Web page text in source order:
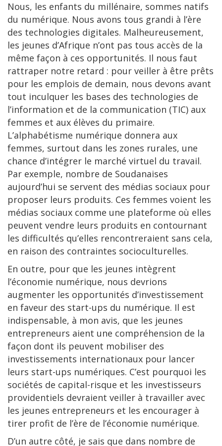
Nous, les enfants du millénaire, sommes natifs
du numérique. Nous avons tous grandi à l’ère
des technologies digitales. Malheureusement,
les jeunes d’Afrique n’ont pas tous accès de la
même façon à ces opportunités. Il nous faut
rattraper notre retard : pour veiller à être prêts
pour les emplois de demain, nous devons avant
tout inculquer les bases des technologies de
l’information et de la communication (TIC) aux
femmes et aux élèves du primaire.
L’alphabétisme numérique donnera aux
femmes, surtout dans les zones rurales, une
chance d’intégrer le marché virtuel du travail.
Par exemple, nombre de Soudanaises
aujourd’hui se servent des médias sociaux pour
proposer leurs produits. Ces femmes voient les
médias sociaux comme une plateforme où elles
peuvent vendre leurs produits en contournant
les difficultés qu’elles rencontreraient sans cela,
en raison des contraintes socioculturelles.
En outre, pour que les jeunes intègrent
l’économie numérique, nous devrions
augmenter les opportunités d’investissement
en faveur des start-ups du numérique. Il est
indispensable, à mon avis, que les jeunes
entrepreneurs aient une compréhension de la
façon dont ils peuvent mobiliser des
investissements internationaux pour lancer
leurs start-ups numériques. C’est pourquoi les
sociétés de capital-risque et les investisseurs
providentiels devraient veiller à travailler avec
les jeunes entrepreneurs et les encourager à
tirer profit de l’ère de l’économie numérique.
D’un autre côté, je sais que dans nombre de